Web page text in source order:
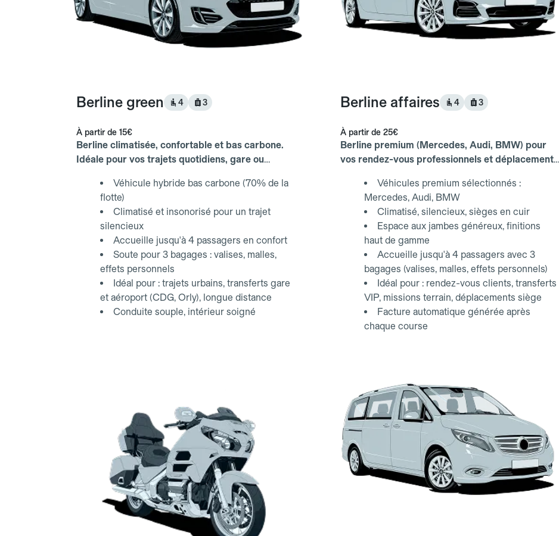
Berline green 4 3
À partir de 15€
Berline climatisée, confortable et bas carbone.
Idéale pour vos trajets quotidiens, gare ou
Véhicule hybride bas carbone (70% de la
flotte)
Climatisé et insonorisé pour un trajet
silencieux
Accueille jusqu'à 4 passagers en confort
Soute pour 3 bagages : valises, malles,
effets personnels
Idéal pour : trajets urbains, transferts gare
et aéroport (CDG, Orly), longue distance
Conduite souple, intérieur soigné
Berline affaires 4 3
À partir de 25€
Berline premium (Mercedes, Audi, BMW) pour
vos rendez-vous professionnels et déplacements
Véhicules premium sélectionnés :
Mercedes, Audi, BMW
Climatisé, silencieux, sièges en cuir
Espace aux jambes généreux, finitions
haut de gamme
Accueille jusqu'à 4 passagers avec 3
bagages (valises, malles, effets personnels)
Idéal pour : rendez-vous clients, transferts
VIP, missions terrain, déplacements siège
Facture automatique générée après
chaque course